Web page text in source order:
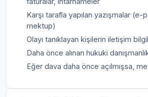
Karşı tarafla yapılan yazışmalar (e-
mektup)
Olayı tanıklayan kişilerin iletişim
Daha önce alınan hukuki
Eğer dava daha önce açılmışsa,